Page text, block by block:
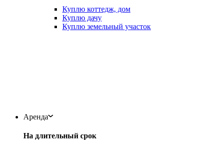
Куплю коттедж, дом
Куплю дачу
Куплю земельный участок
Аренда
На длительный срок